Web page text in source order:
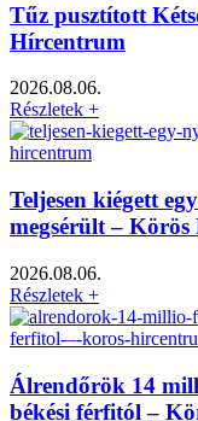
Tűz pusztított
Hírcentrum
2026.08.06.
Részletek +
Teljesen kiégett
megsérült –
2026.08.06.
Részletek +
Álrendőrök 14
békési férfitól –